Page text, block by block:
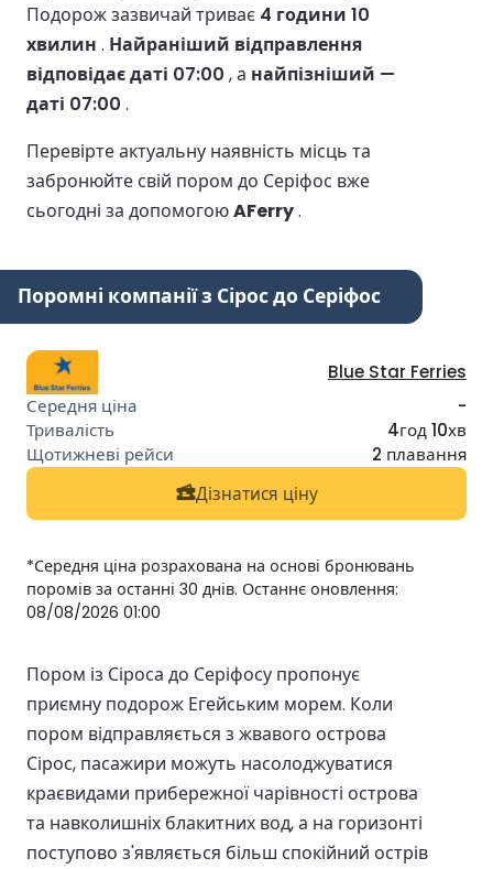
Подорож зазвичай триває 4 години 10
хвилин . Найраніший відправлення
відповідає даті 07:00 , а найпізніший —
даті 07:00 .
Перевірте актуальну наявність місць та
забронюйте свій пором до Серіфос вже
сьогодні за допомогоюAFerry.
Поромні компанії з Сірос до Серіфос
Blue Star Ferries
-
4год 10хв
2 плавання
Дізнатися ціну
*Середня ціна розрахована на основі бронювань
поромів за останні 30 днів. Останнє оновлення:
08/08/2026 01:00
Пором із Сіроса до Серіфосу пропонує
приємну подорож Егейським морем. Коли
пором відправляється з жвавого острова
Сірос, пасажири можуть насолоджуватися
краєвидами прибережної чарівності острова
та навколишніх блакитних вод, а на горизонті
поступово з'являється більш спокійний острів